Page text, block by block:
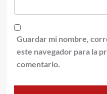
Guardar mi nombre,
este navegador para la
comentario.